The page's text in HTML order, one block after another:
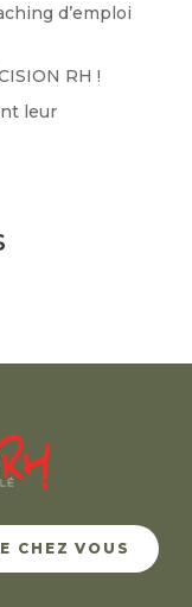
d’emploi
RH !
leur
CHEZ VOUS